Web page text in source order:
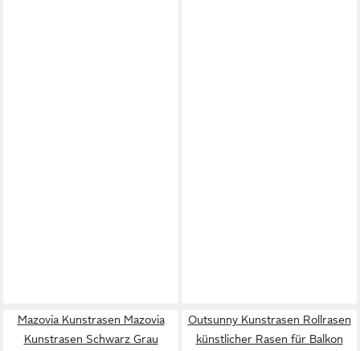
Mazovia Kunstrasen Mazovia
Kunstrasen Schwarz Grau
Outsunny Kunstrasen Rollrasen
künstlicher Rasen für Balkon